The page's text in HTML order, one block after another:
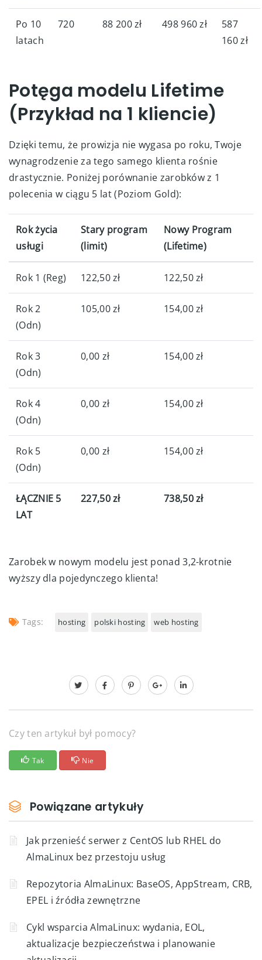
Po 10
latach
720 88 200 zł 498 960 zł
587
160 zł
Potęga modelu Lifetime
(Przykład na 1 kliencie)
Dzięki temu, że prowizja nie wygasa po roku, Twoje
wynagrodzenie za tego samego klienta rośnie
drastycznie. Poniżej porównanie zarobków z 1
polecenia w ciągu 5 lat (Poziom Gold):
Rok życia
usługi
Stary program
(limit)
Nowy Program
(Lifetime)
Rok 1 (Reg) 122,50 zł 122,50 zł
Rok 2
(Odn)
105,00 zł 154,00 zł
Rok 3
(Odn)
0,00 zł 154,00 zł
Rok 4
(Odn)
0,00 zł 154,00 zł
Rok 5
(Odn)
0,00 zł 154,00 zł
ŁĄCZNIE 5
LAT
227,50 zł 738,50 zł
Zarobek w nowym modelu jest ponad 3,2-krotnie
wyższy dla pojedynczego klienta!
Tags: hosting polski hosting web hosting
Czy ten artykuł był pomocy?
Tak Nie
Powiązane artykuły
Jak przenieść serwer z CentOS lub RHEL do
AlmaLinux bez przestoju usług
Repozytoria AlmaLinux: BaseOS, AppStream, CRB,
EPEL i źródła zewnętrzne
Cykl wsparcia AlmaLinux: wydania, EOL,
aktualizacje bezpieczeństwa i planowanie